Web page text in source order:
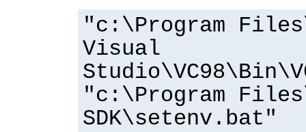
"c:\Program
Visual
"c:\Program
SDK\setenv.bat"